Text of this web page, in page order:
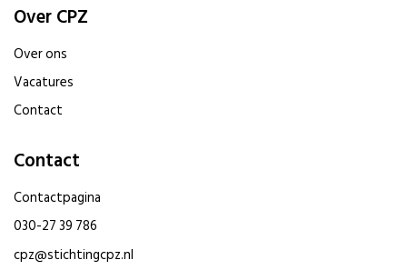
Over CPZ
Over ons
Vacatures
Contact
Contact
Contactpagina
030-27 39 786
cpz@stichtingcpz.nl